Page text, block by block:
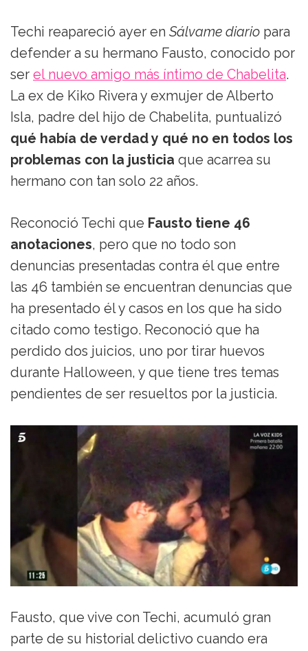
Techi reapareció ayer en Sálvame diario para
defender a su hermano Fausto, conocido por
ser el nuevo amigo más íntimo de Chabelita.
La ex de Kiko Rivera y exmujer de Alberto
Isla, padre del hijo de Chabelita, puntualizó
qué había de verdad y qué no en todos los
problemas con la justicia que acarrea su
hermano con tan solo 22 años.
Reconoció Techi que Fausto tiene 46
anotaciones, pero que no todo son
denuncias presentadas contra él que entre
las 46 también se encuentran denuncias que
ha presentado él y casos en los que ha sido
citado como testigo. Reconoció que ha
perdido dos juicios, uno por tirar huevos
durante Halloween, y que tiene tres temas
pendientes de ser resueltos por la justicia.
Fausto, que vive con Techi, acumuló gran
parte de su historial delictivo cuando era